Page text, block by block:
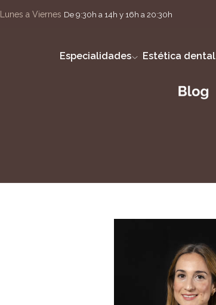
Lunes a Viernes De 9:30h a 14h y 16h a 20:30h
Especialidades Estética dental